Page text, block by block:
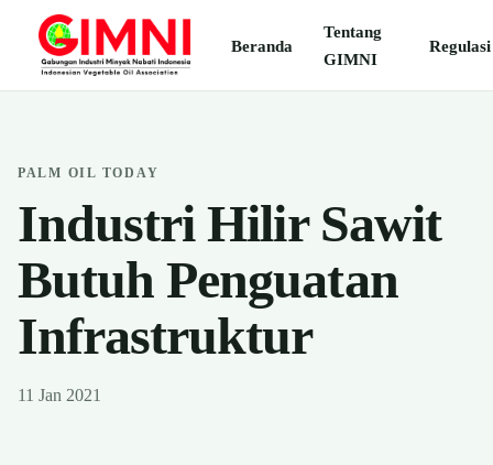
Beranda
Tentang
GIMNI
Regulasi
PALM OIL TODAY
Industri Hilir Sawit
Butuh Penguatan
Infrastruktur
11 Jan 2021